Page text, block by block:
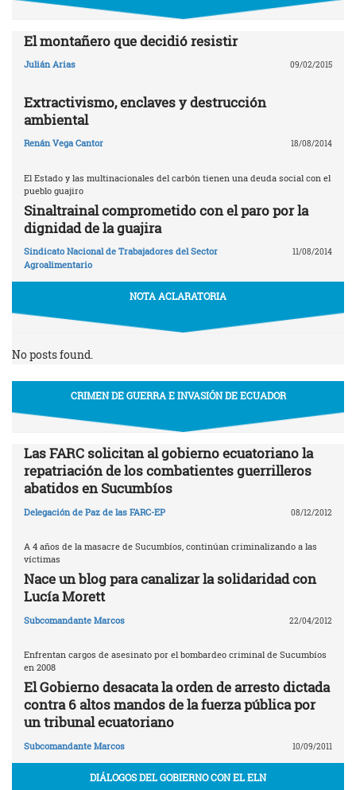
El montañero que decidió resistir
Julián Arias 09/02/2015
Extractivismo, enclaves y destrucción
ambiental
Renán Vega Cantor 18/08/2014
El Estado y las multinacionales del carbón tienen una deuda social con el
pueblo guajiro
Sinaltrainal comprometido con el paro por la
dignidad de la guajira
Sindicato Nacional de Trabajadores del Sector
Agroalimentario
11/08/2014
NOTA ACLARATORIA
No posts found.
CRIMEN DE GUERRA E INVASIÓN DE ECUADOR
Las FARC solicitan al gobierno ecuatoriano la
repatriación de los combatientes guerrilleros
abatidos en Sucumbíos
Delegación de Paz de las FARC-EP 08/12/2012
A 4 años de la masacre de Sucumbíos, continúan criminalizando a las
víctimas
Nace un blog para canalizar la solidaridad con
Lucía Morett
Subcomandante Marcos 22/04/2012
Enfrentan cargos de asesinato por el bombardeo criminal de Sucumbíos
en 2008
El Gobierno desacata la orden de arresto dictada
contra 6 altos mandos de la fuerza pública por
un tribunal ecuatoriano
Subcomandante Marcos 10/09/2011
DIÁLOGOS DEL GOBIERNO CON EL ELN